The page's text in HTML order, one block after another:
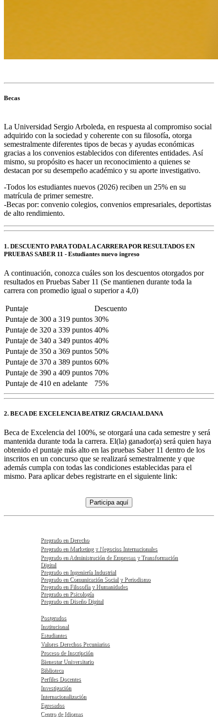
Becas
La Universidad Sergio Arboleda, en respuesta al compromiso social
adquirido con la sociedad y coherente con su filosofía, otorga
semestralmente diferentes tipos de becas y ayudas económicas
gracias a los convenios establecidos con diferentes entidades. Así
mismo, su propósito es hacer un reconocimiento a quienes se
destacan por su desempeño académico y su aporte investigativo.
-Todos los estudiantes nuevos (2026) reciben un 25% en su
matrícula de primer semestre.
-Becas por: convenio colegios, convenios empresariales, deportistas
de alto rendimiento.
1. DESCUENTO PARA TODA LA CARRERA POR RESULTADOS EN
PRUEBAS SABER 11 - Estudiantes nuevo ingreso
A continuación, conozca cuáles son los descuentos otorgados por
resultados en Pruebas Saber 11 (Se mantienen durante toda la
carrera con promedio igual o superior a 4,0)
Puntaje
Descuento
Puntaje de 300 a 319 puntos 30%
Puntaje de 320 a 339 puntos 40%
Puntaje de 340 a 349 puntos 40%
Puntaje de 350 a 369 puntos 50%
Puntaje de 370 a 389 puntos 60%
Puntaje de 390 a 409 puntos 70%
Puntaje de 410 en adelante
75%
2. BECA DE EXCELENCIA BEATRIZ GRACIA ALDANA
Beca de Excelencia del 100%, se otorgará una cada semestre y será
mantenida durante toda la carrera. El(la) ganador(a) será quien haya
obtenido el puntaje más alto en las pruebas Saber 11 dentro de los
inscritos en un concurso que se realizará semestralmente y que
además cumpla con todas las condiciones establecidas para el
mismo. Para aplicar debes registrarte en el siguiente link:
Participa aquí
Pregrado en Derecho
Pregrado en Marketing y Negocios Internacionales
Pregrado en Administración de Empresas y Transformación
Digital
Pregrado en Ingeniería Industrial
Pregrado en Comunicación Social y Periodismo
Pregrado en Filosofía y Humanidades
Pregrado en Psicología
Pregrado en Diseño Digital
Postgrados
Institucional
Estudiantes
Valores Derechos Pecuniarios
Proceso de Inscripción
Bienestar Universitario
Biblioteca
Perfiles Docentes
Investigación
Internacionalización
Egresados
Centro de Idiomas